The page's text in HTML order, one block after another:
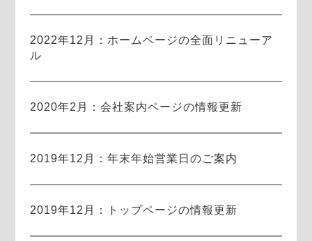
2022年12月：ホームページの全面リニューア
ル
2020年2月：会社案内ページの情報更新
2019年12月：年末年始営業日のご案内
2019年12月：トップページの情報更新